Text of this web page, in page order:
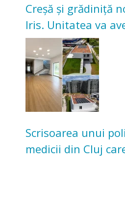
Creșă și grădiniță
Iris. Unitatea va
pentru copii
Scrisoarea unui
medicii din Cluj